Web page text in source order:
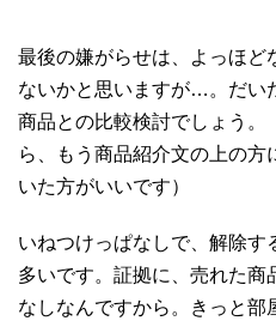
最後の嫌がらせは、よっほど
ないかと思いますが…。だい
商品との比較検討でしょう。
ら、もう商品紹介文の上の
いた方がいいです）
いねつけっぱなしで、解除す
多いです。証拠に、売れた
なしなんですから。きっと